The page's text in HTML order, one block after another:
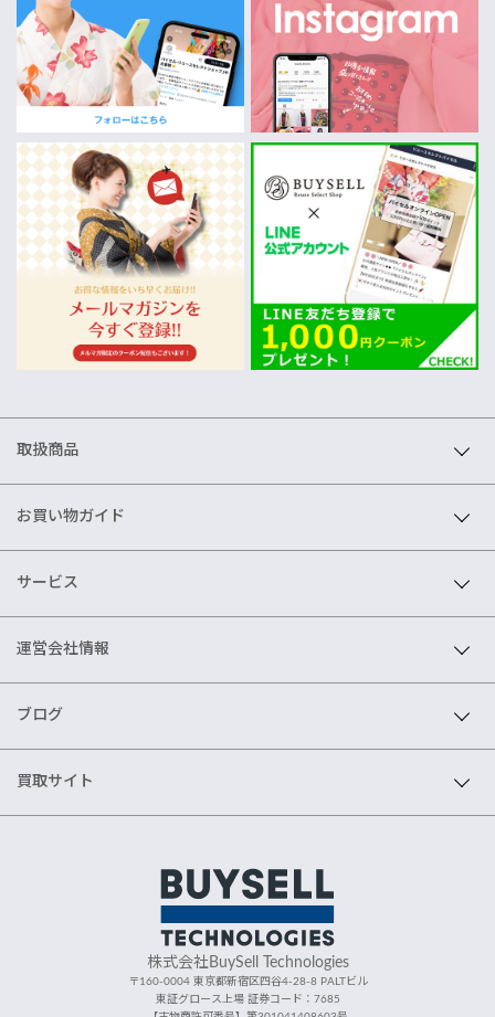
取扱商品
お買い物ガイド
サービス
運営会社情報
ブログ
買取サイト
株式会社BuySell Technologies
〒160-0004 東京都新宿区四谷4-28-8 PALTビル
東証グロース上場 証券コード：7685